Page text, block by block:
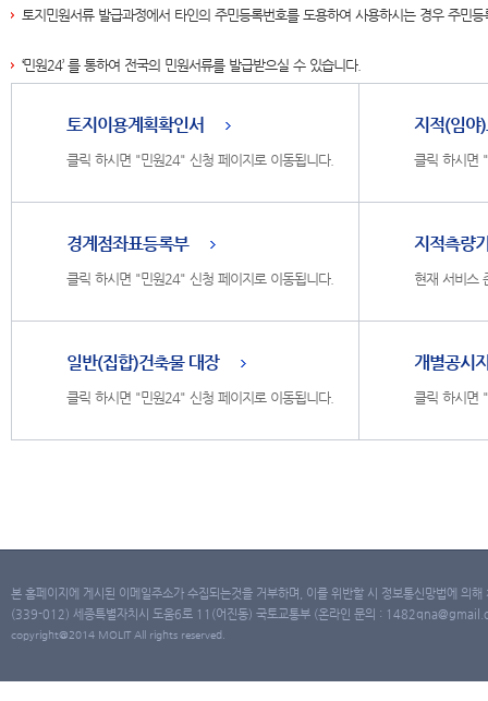
토지민원서류 발급과정에서 타인의 주민등록번호를 도용하여 사용하시는 경우 주
‘민원24’ 를 통하여 전국의 민원서류를 발급받으실 수 있습니다.
토지이용계획확인서
클릭 하시면 "민원24" 신청 페이지로 이동됩니다.
지적(임야
클릭 하시면
경계점좌표등록부
클릭 하시면 "민원24" 신청 페이지로 이동됩니다.
지적측량
현재 서비스
일반(집합)건축물 대장
클릭 하시면 "민원24" 신청 페이지로 이동됩니다.
개별공시
클릭 하시면
본 홈페이지에 게시된 이메일주소가 수집되는것을 거부하며, 이를 위반할 시 정보통신망법에 의
(339-012) 세종특별자치시 도움6로 11(어진동) 국토교통부 (온라인 문의 :
copyright@2014 MOLIT All rights reserved.